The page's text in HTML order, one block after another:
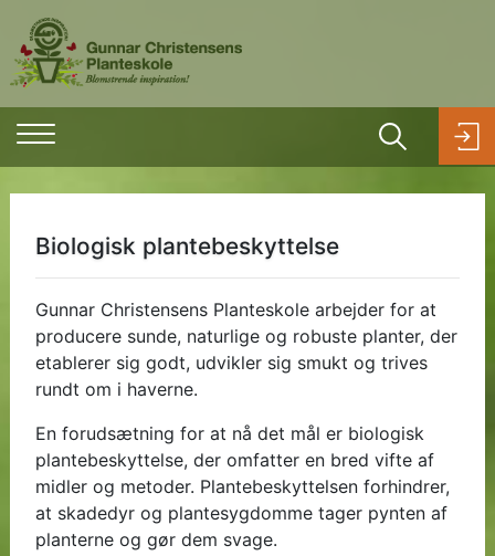
Biologisk plantebeskyttelse
Gunnar Christensens Planteskole arbejder for at
producere sunde, naturlige og robuste planter, der
etablerer sig godt, udvikler sig smukt og trives
rundt om i haverne.
En forudsætning for at nå det mål er biologisk
plantebeskyttelse, der omfatter en bred vifte af
midler og metoder. Plantebeskyttelsen forhindrer,
at skadedyr og plantesygdomme tager pynten af
planterne og gør dem svage.